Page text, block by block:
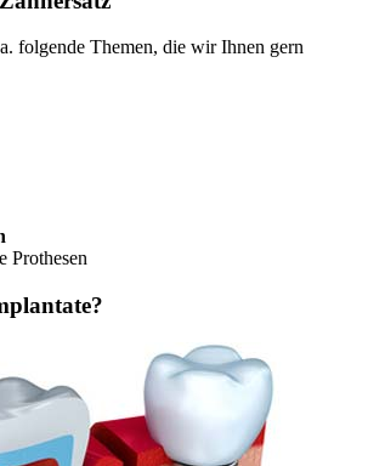
folgende Themen, die wir Ihnen gern
Prothesen